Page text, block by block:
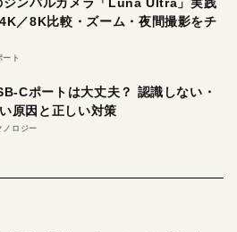
／8K比較・ズーム・夜間撮影をチ
ート
Cポートは大丈夫？ 認識しない・
原因と正しい対策
ノロジー